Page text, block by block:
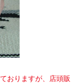
おりますが、店頭販